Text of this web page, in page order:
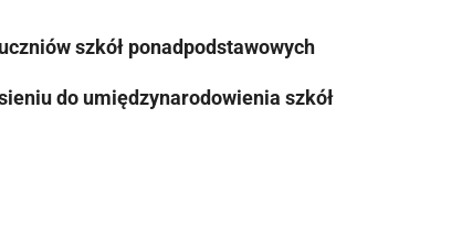
szkół ponadpodstawowych
do umiędzynarodowienia szkół